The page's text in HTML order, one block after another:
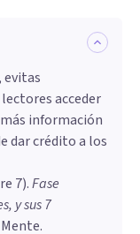
evitas
acceder
información
dar crédito a los
7).Fase
y sus 7